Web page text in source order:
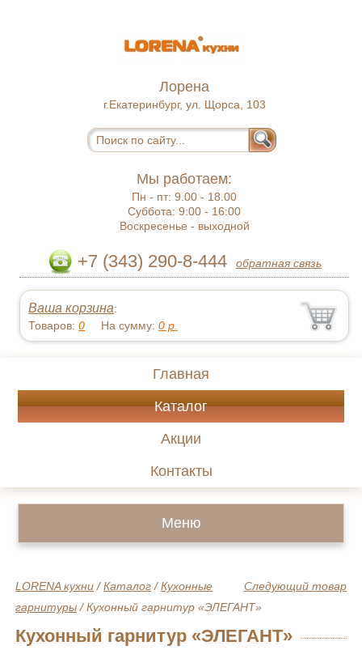
Лорена
г.Екатеринбург, ул. Щорса, 103
Мы работаем:
Пн - пт:9.00 - 18.00
Суббота:9:00 - 16:00
Воскресенье - выходной
+7 (343) 290-8-444 обратная связь
Ваша корзина:
Товаров:0 На сумму:0 р.
Главная
Каталог
Акции
Контакты
Меню
Следующий товар
LORENA кухни /Каталог /Кухонные
гарнитуры /Кухонный гарнитур «ЭЛЕГАНТ»
Кухонный гарнитур «ЭЛЕГАНТ»